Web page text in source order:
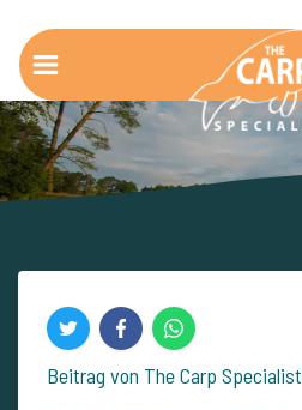
Beitrag von The Carp Specialist